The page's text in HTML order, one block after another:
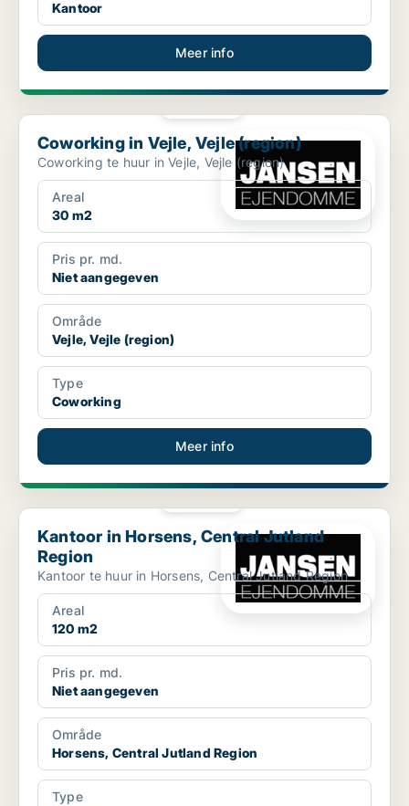
Kantoor
Meer info
Coworking in Vejle, Vejle (region)
Coworking in Vejle, Vejle (region)
Coworking te huur in Vejle, Vejle (region)
Areal
30 m2
Pris pr. md.
Niet aangegeven
Område
Vejle, Vejle (region)
Type
Coworking
Meer info
Kantoor in Horsens, Central Jutland Region
Kantoor in Horsens, Central Jutland
Region
Kantoor te huur in Horsens, Central Jutland Region
Areal
120 m2
Pris pr. md.
Niet aangegeven
Område
Horsens, Central Jutland Region
Type